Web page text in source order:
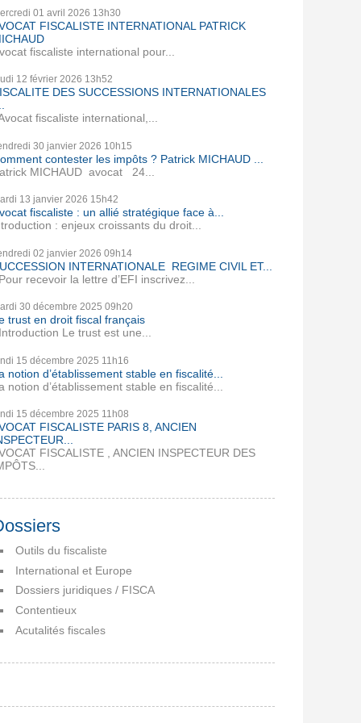
01 avril 2026 13h30
FISCALISTE INTERNATIONAL PATRICK
fiscaliste international pour...
12 février 2026 13h52
DES SUCCESSIONS INTERNATIONALES
fiscaliste international,...
30 janvier 2026 10h15
contester les impôts ? Patrick MICHAUD ...
MICHAUD avocat 24...
13 janvier 2026 15h42
fiscaliste : un allié stratégique face à...
: enjeux croissants du droit...
02 janvier 2026 09h14
INTERNATIONALE REGIME CIVIL ET...
recevoir la lettre d’EFI inscrivez...
30 décembre 2025 09h20
trust en droit fiscal français
Le trust est une...
15 décembre 2025 11h16
notion d’établissement stable en fiscalité...
notion d’établissement stable en fiscalité...
15 décembre 2025 11h08
FISCALISTE PARIS 8, ANCIEN
FISCALISTE , ANCIEN INSPECTEUR DES
Outils du fiscaliste
International et Europe
Dossiers juridiques / FISCA
Contentieux
Acutalités fiscales